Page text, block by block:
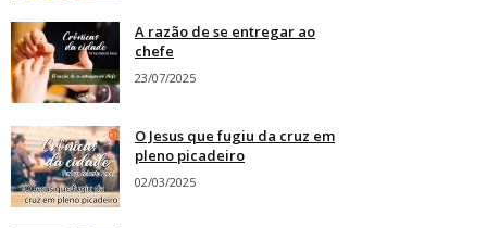
A razão de se entregar ao
chefe
23/07/2025
O Jesus que fugiu da cruz em
pleno picadeiro
02/03/2025